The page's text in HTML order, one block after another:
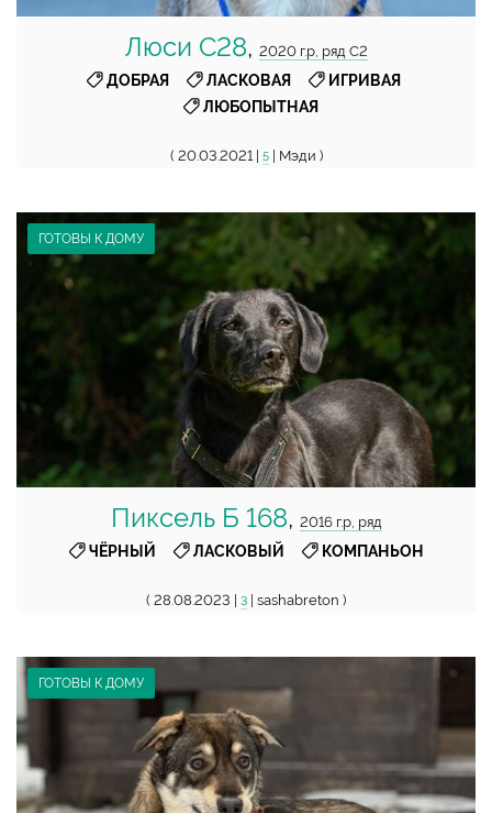
Люси С28, 2020 г.р, ряд С2
ДОБРАЯ
ЛАСКОВАЯ ИГРИВАЯ
ЛЮБОПЫТНАЯ
( 20.03.2021 | 5| Мэди )
ГОТОВЫ К ДОМУ
Пиксель Б 168, 2016 г.р, ряд
ЧЁРНЫЙ
ЛАСКОВЫЙ КОМПАНЬОН
( 28.08.2023 | 3 | sashabreton )
ГОТОВЫ К ДОМУ